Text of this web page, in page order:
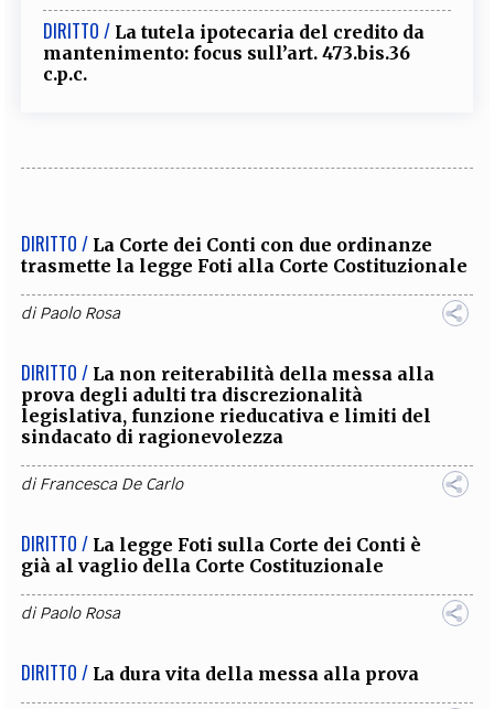
DIRITTO / La tutela ipotecaria del credito da
mantenimento: focus sull’art. 473.bis.36
c.p.c.
DIRITTO / La Corte dei Conti con due ordinanze
trasmette la legge Foti alla Corte Costituzionale
diPaolo Rosa
DIRITTO / La non reiterabilità della messa alla
prova degli adulti tra discrezionalità
legislativa, funzione rieducativa e limiti del
sindacato di ragionevolezza
diFrancesca De Carlo
DIRITTO / La legge Foti sulla Corte dei Conti è
già al vaglio della Corte Costituzionale
diPaolo Rosa
DIRITTO / La dura vita della messa alla prova